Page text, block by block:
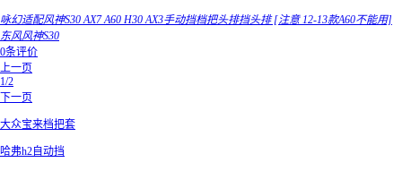
咏幻适配风神S30 AX7 A60 H30 AX3手动挡档把头排挡头排 [注意 12-13款A60不能用]
东风风神S30
0条评价
上一页
1/2
下一页
大众宝来档把套
哈弗h2自动挡